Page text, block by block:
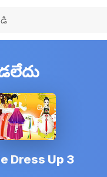
Dress Up 3